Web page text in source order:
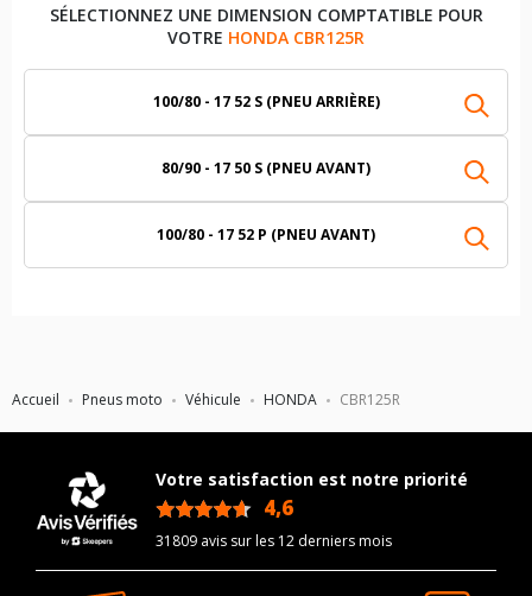
Accueil Pneus moto Véhicule HONDA CBR125R
SÉLECTIONNEZ UNE DIMENSION COMPTATIBLE POUR
VOTRE HONDA CBR125R
100/80 - 17 52 S (PNEU ARRIÈRE)
80/90 - 17 50 S (PNEU AVANT)
100/80 - 17 52 P (PNEU AVANT)
Votre satisfaction est notre priorité
4,6
31809 avis sur les 12 derniers mois